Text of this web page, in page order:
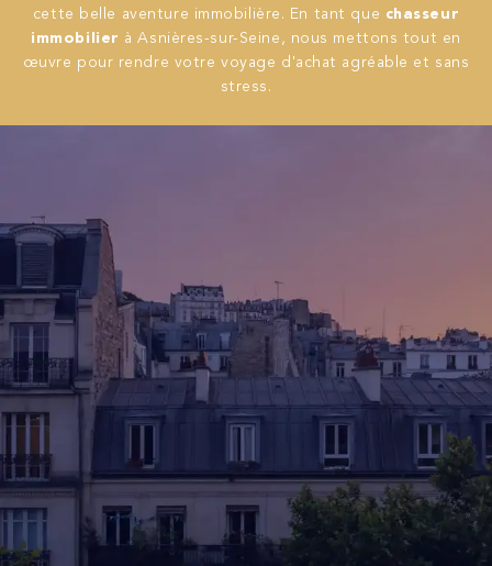
cette belle aventure immobilière. En tant que chasseur
immobilier à Asnières-sur-Seine, nous mettons tout en
œuvre pour rendre votre voyage d'achat agréable et sans
stress.